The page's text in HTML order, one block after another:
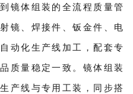
镜体组装的全流程质量管
镜、焊接件、钣金件、电
动化生产线加工，配套专
质量稳定一致。镜体组装
产线与专用工装，同步搭